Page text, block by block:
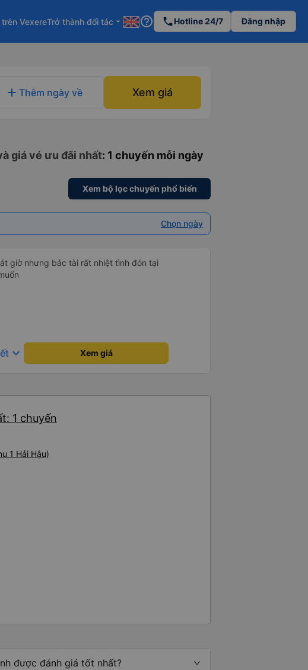
VexereTrở thành đối tác arrow_drop_down help_outline phoneHotline 24/7 Đăng nhập
add Thêm ngày về Xem giá
giá vé ưu đãi nhất: 1 chuyến mỗi ngày
Xem bộ lọc chuyến phổ biến
Chọn ngày
giờ nhưng bác tài rất nhiệt tình đón tại
keyboard_arrow_down Xem giá
1 chuyến
1 Hải Hậu)
được đánh giá tốt nhất?